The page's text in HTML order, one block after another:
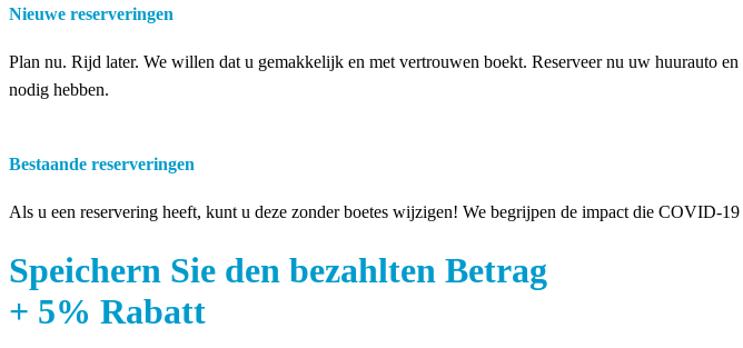
Nieuwe reserveringen
Plan nu. Rijd later. We willen dat u gemakkelijk en met vertrouwen boekt. Reserveer nu uw huurauto
nodig hebben.
Bestaande reserveringen
Als u een reservering heeft, kunt u deze zonder boetes wijzigen! We begrijpen de impact die COVID-
Speichern Sie den bezahlten Betrag
+ 5% Rabatt